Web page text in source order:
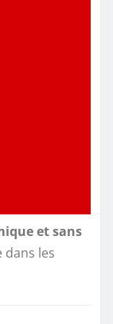
et sans
dans les